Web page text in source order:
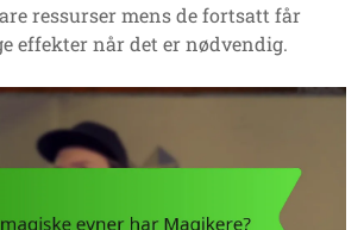
ressurser mens de fortsatt får
effekter når det er nødvendig.